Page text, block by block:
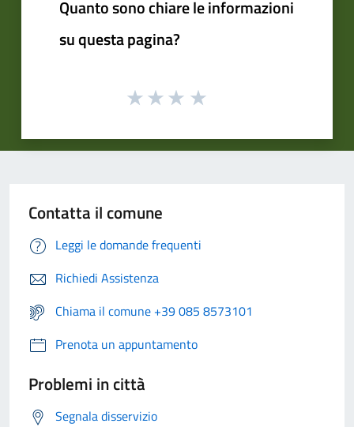
Quanto sono chiare le informazioni
su questa pagina?
Contatta il comune
Leggi le domande frequenti
Richiedi Assistenza
Chiama il comune +39 085 8573101
Prenota un appuntamento
Problemi in città
Segnala disservizio